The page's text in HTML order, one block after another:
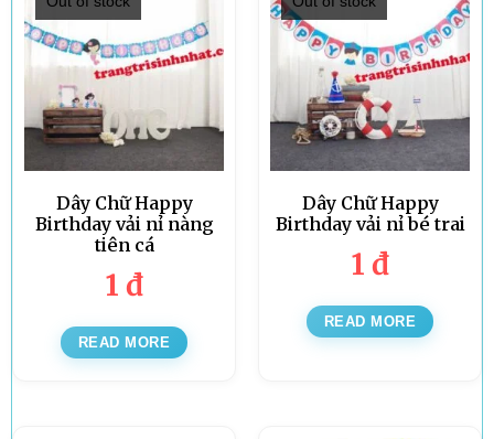
Dây Chữ Happy
Birthday vải nỉ nàng
tiên cá
1 đ
READ MORE
Dây Chữ Happy
Birthday vải nỉ bé trai
1 đ
READ MORE